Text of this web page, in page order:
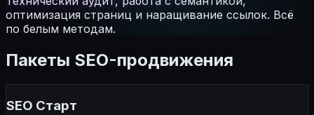
оптимизация страниц и наращивание ссылок. Всё
по белым методам.
Пакеты SEO-продвижения
SEO Старт